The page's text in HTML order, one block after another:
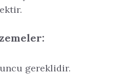
gereklidir.